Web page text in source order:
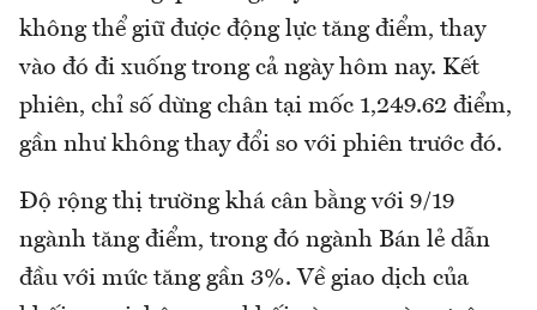
không thể giữ được động lực tăng điểm, thay
vào đó đi xuống trong cả ngày hôm nay. Kết
phiên, chỉ số dừng chân tại mốc 1,249.62 điểm,
gần như không thay đổi so với phiên trước đó.
Độ rộng thị trường khá cân bằng với 9/19
ngành tăng điểm, trong đó ngành Bán lẻ dẫn
đầu với mức tăng gần 3%. Về giao dịch của